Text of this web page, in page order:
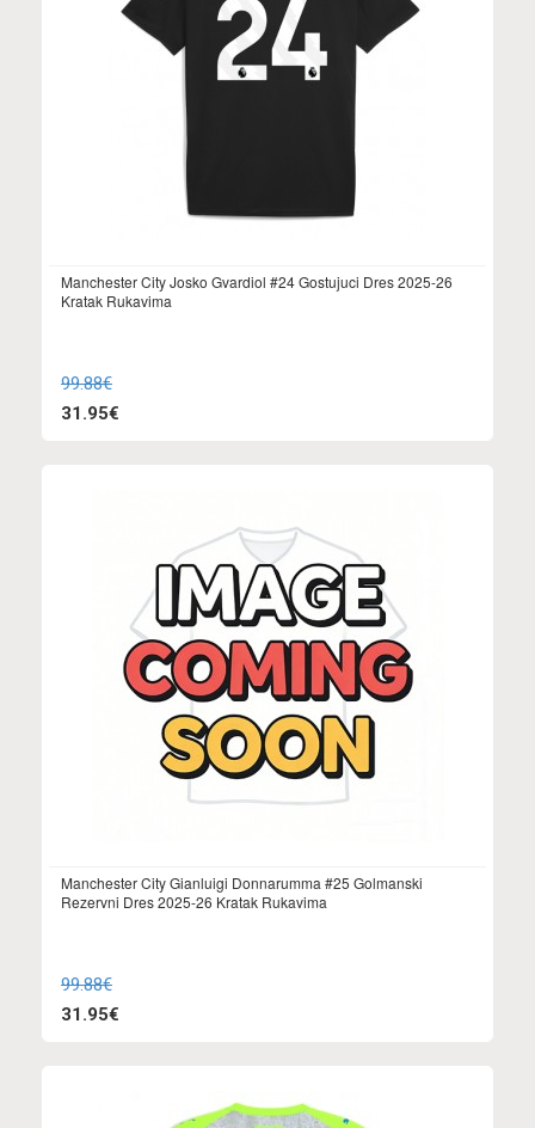
Manchester City Josko Gvardiol #24 Gostujuci Dres 2025-26
Kratak Rukavima
99.88€
31.95€
Manchester City Gianluigi Donnarumma #25 Golmanski
Rezervni Dres 2025-26 Kratak Rukavima
99.88€
31.95€